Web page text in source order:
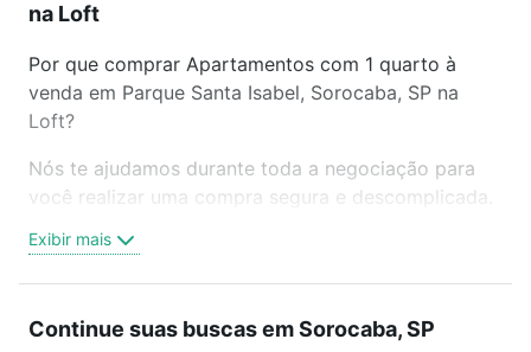
na Loft
Por que comprar Apartamentos com 1 quarto à
venda em Parque Santa Isabel, Sorocaba, SP na
Loft?
Nós te ajudamos durante toda a negociação para
você realizar uma compra segura e descomplicada.
trabalho e do metrô, aqui você vai encontrar a
oferta ideal de Apartamentos com 1 quarto à venda
conquistar seu sonho. Agende uma visita presencial
Exibir mais
Continue suas buscas em Sorocaba, SP